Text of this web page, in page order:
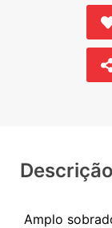
Descrição
Amplo